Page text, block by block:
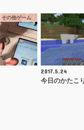
その他ゲーム
2017.5.24
今日のかたこ